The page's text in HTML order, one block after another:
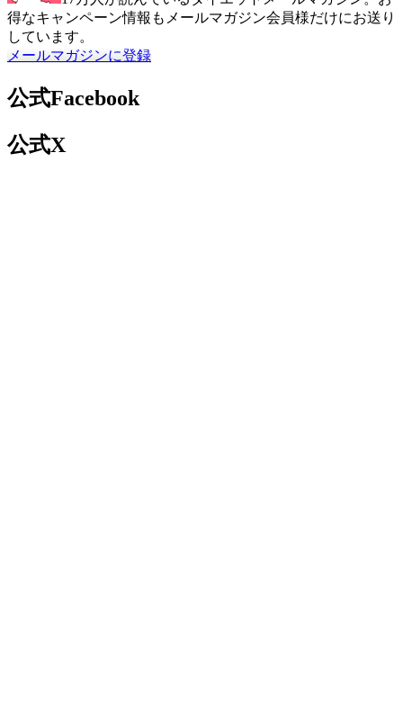
得なキャンペーン情報もメールマガジン会員様だけにお送り
しています。
メールマガジンに登録
公式Facebook
公式X